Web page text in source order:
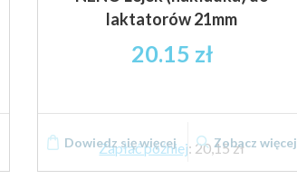
laktatorów 21mm
20.15 zł
Zapłać później: 20,15 zł
Dowiedz się więcej Zobacz więcej